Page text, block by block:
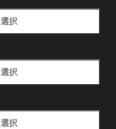
選択
選択
選択